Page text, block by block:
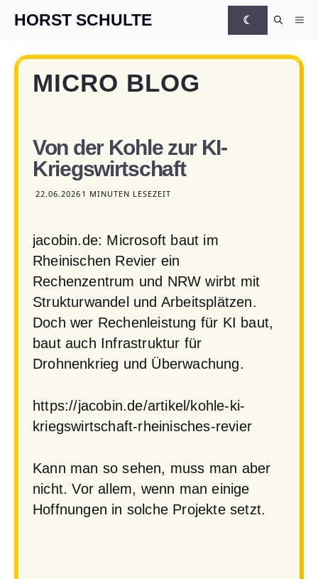
HORST SCHULTE ☾
MICRO BLOG
Von der Kohle zur KI-
Kriegswirtschaft
22.06.2026 1 MINUTEN LESEZEIT
jacobin.de: Microsoft baut im
Rheinischen Revier ein
Rechenzentrum und NRW wirbt mit
Strukturwandel und Arbeitsplätzen.
Doch wer Rechenleistung für KI baut,
baut auch Infrastruktur für
Drohnenkrieg und Überwachung.
https://jacobin.de/artikel/kohle-ki-
kriegswirtschaft-rheinisches-revier
Kann man so sehen, muss man aber
nicht. Vor allem, wenn man einige
Hoffnungen in solche Projekte setzt.